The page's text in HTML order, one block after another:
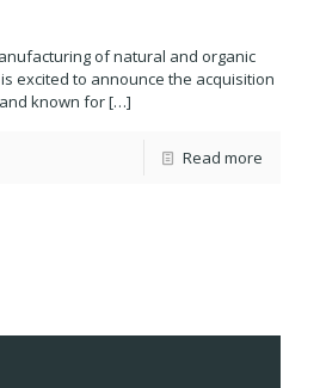
of natural and organic
excited to announce the acquisition
known for[…]
Read more